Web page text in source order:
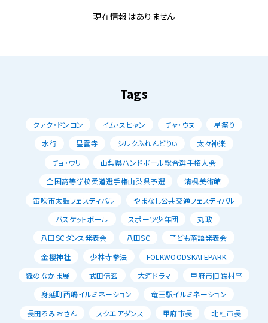
現在情報はありません
Tags
クァク・ドンヨン イム・スヒャン チャ・ウヌ
星祭り
水行
星雲寺 シルクふれんどりぃ
太々神楽
チョ・ウリ
山梨県ハンドボール総合選手権大会
全国高等学校柔道選手権山梨県予選
清楓美術館
笛吹市太鼓フェスティバル
やまなし公共交通フェスティバル
バスケットボール
スポーツ少年団
丸政
八田SCダンス発表会
八田SC
子ども落語発表会
金櫻神社
少林寺拳法
FOLKWOODSKATEPARK
織のなかま展
武田信玄 大河ドラマ
甲府市旧鈴村亭
身延町西嶋イルミネーション
竜王駅イルミネーション
長田ろみおさん
スクエアダンス 甲府市長
北杜市長